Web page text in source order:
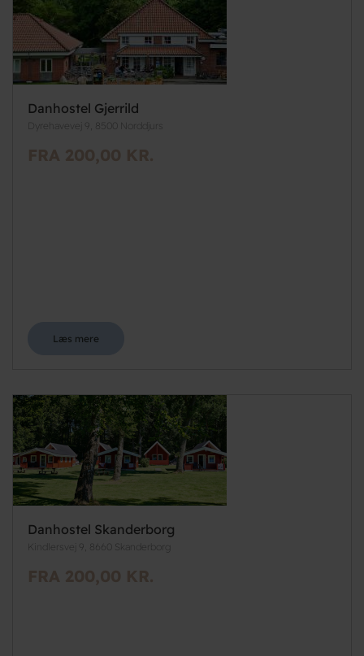
Danhostel Gjerrild
Dyrehavevej 9, 8500 Norddjurs
FRA 200,00 KR.
Læs mere
Danhostel Skanderborg
Kindlersvej 9, 8660 Skanderborg
FRA 200,00 KR.